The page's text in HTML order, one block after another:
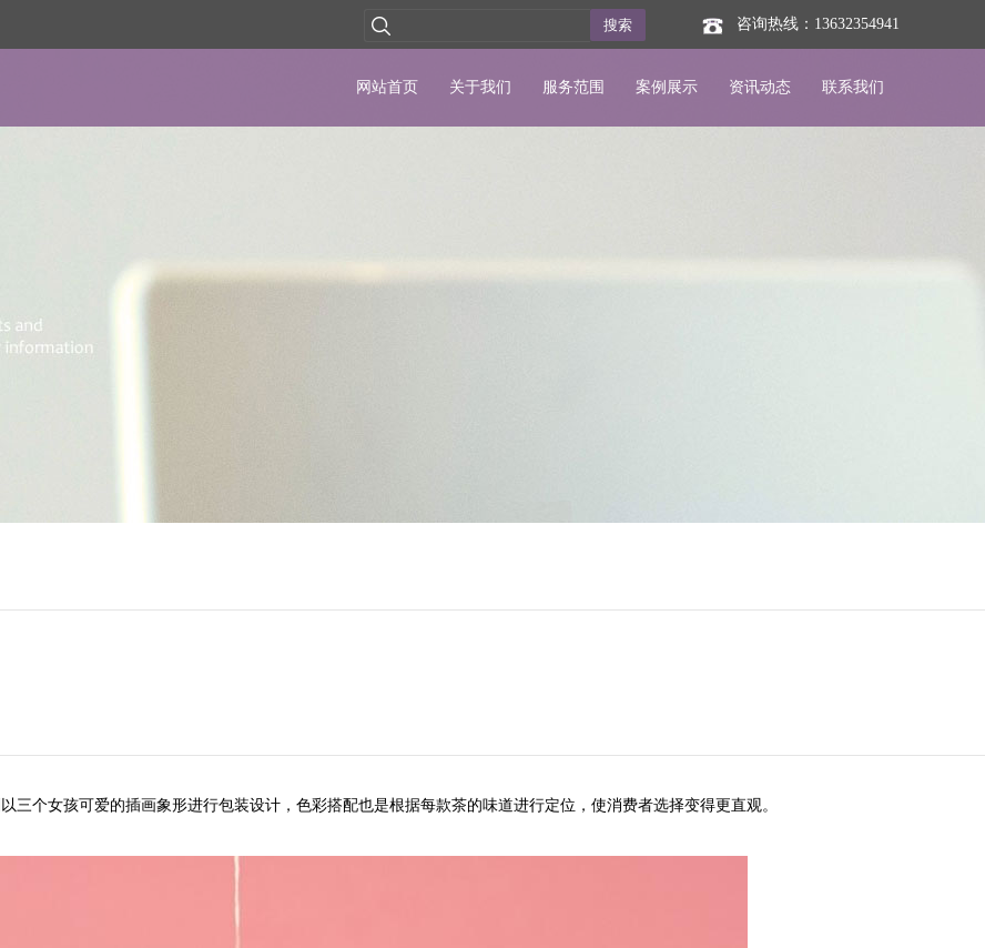
咨询热线：13632354941
搜索
网站首页 关于我们 服务范围 案例展示 资讯动态 联系我们
三个女孩可爱的插画象形进行包装设计，色彩搭配也是根据每款茶的味道进行定位，使消费者选择变得更直观。